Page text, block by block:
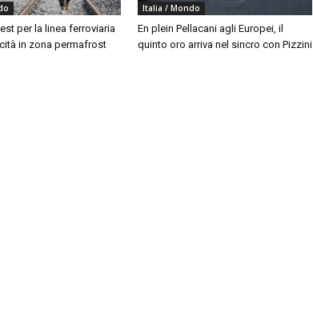
per la linea ferroviaria
in zona permafrost
Italia / Mondo
En plein Pellacani agli Europei, il
quinto oro arriva nel sincro con Pizzini